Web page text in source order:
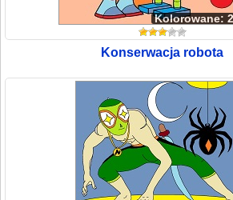
Kolorowane:
Konserwacja robota